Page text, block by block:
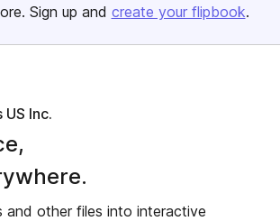
Sign up and create your flipbook.
Inc.
and other files into interactive